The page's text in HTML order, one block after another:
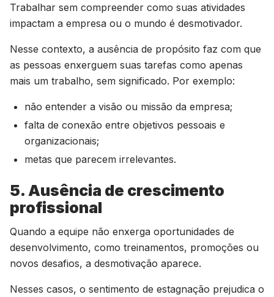
Trabalhar sem compreender como suas atividades
impactam a empresa ou o mundo é desmotivador.
Nesse contexto, a ausência de propósito faz com que
as pessoas enxerguem suas tarefas como apenas
mais um trabalho, sem significado. Por exemplo:
não entender a visão ou missão da empresa;
falta de conexão entre objetivos pessoais e
organizacionais;
metas que parecem irrelevantes.
5. Ausência de crescimento
profissional
Quando a equipe não enxerga oportunidades de
desenvolvimento, como treinamentos, promoções ou
novos desafios, a desmotivação aparece.
Nesses casos, o sentimento de estagnação prejudica o